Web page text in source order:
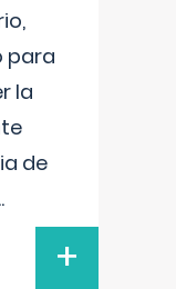
para
la
de
+